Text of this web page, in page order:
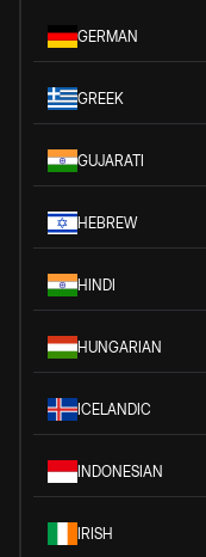
GERMAN
GREEK
GUJARATI
HEBREW
HINDI
HUNGARIAN
ICELANDIC
INDONESIAN
IRISH